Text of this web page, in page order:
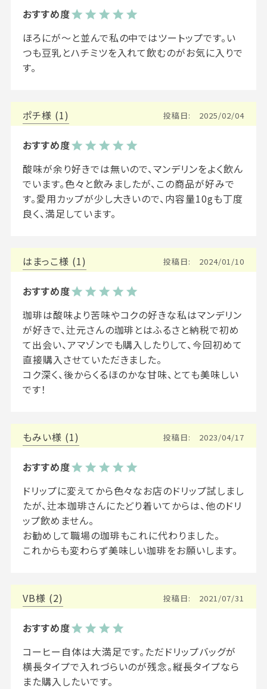
ほろにが〜と並んで私の中ではツートップです。い
つも豆乳とハチミツを入れて飲むのがお気に入りで
す。
ポチ 1 投稿日 2025/02/04
酸味が余り好きでは無いので、マンデリンをよく飲ん
でいます。色々と飲みましたが、この商品が好みで
す。愛用カップが少し大きいので、内容量10gも丁度
はまっこ 1 投稿日 2024/01/10
珈琲は酸味より苦味やコクの好きな私はマンデリン
が好きで、辻元さんの珈琲とはふるさと納税で初め
て出会い、アマゾンでも購入したりして、今回初めて
直接購入させていただきました。
コク深く、後からくるほのかな甘味、とても美味しい
です！
もみい 1 投稿日 2023/04/17
ドリップに変えてから色々なお店のドリップ試しまし
たが、辻本珈琲さんにたどり着いてからは、他のドリ
ップ飲めません。
お勧めして職場の珈琲もこれに代わりました。
これからも変わらず美味しい珈琲をお願いします。
VB 2 投稿日 2021/07/31
コーヒー自体は大満足です。ただドリップバッグが
横長タイプで入れづらいのが残念。縦長タイプなら